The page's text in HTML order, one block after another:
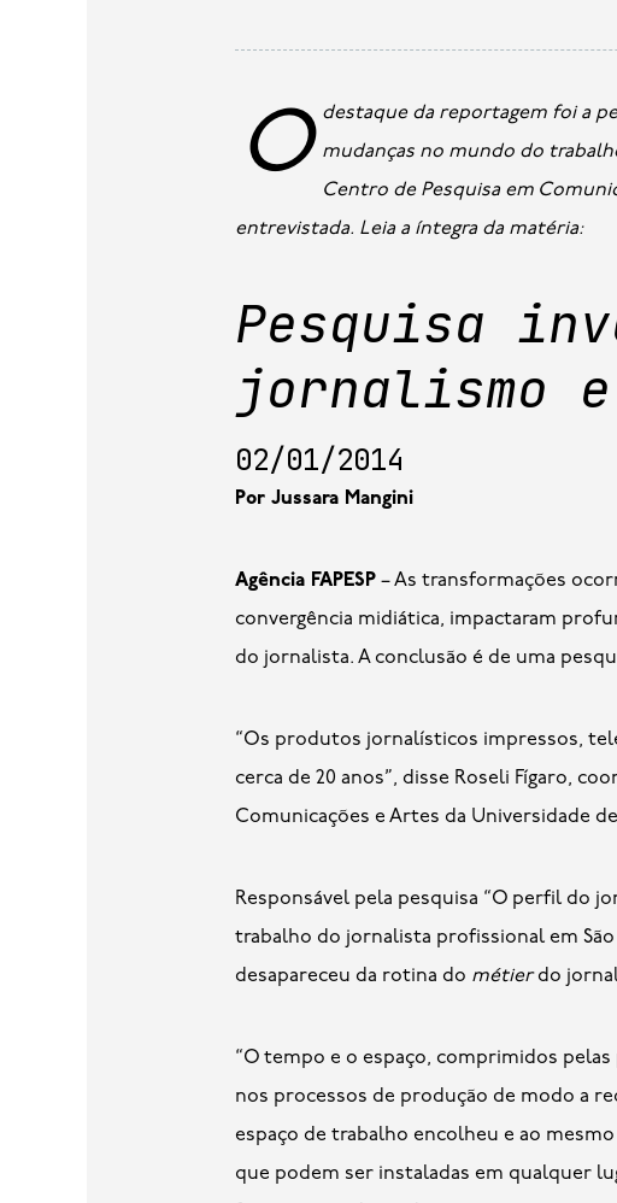
O destaque da reportagem foi a pesquisa “O perfil do jornalista e os discursos sobre o jornalismo: um estudo das mudanças no mundo do
Centro de Pesquisa em
entrevistada. Leia a íntegra da matéria:
Pesquisa
jornalismo
02/01/2014
Por Jussara Mangini
Agência FAPESP– As transformações
convergência midiática, impactaram
do jornalista. A conclusão é de uma
“Os produtos jornalísticos impressos,
cerca de 20 anos”, disse Roseli Fígaro,
Comunicações e Artes da Universidade de
Responsável pela pesquisa “O perfil do
trabalho do jornalista profissional em São
desapareceu da rotina do métierdo
“O tempo e o espaço, comprimidos
nos processos de produção de modo a
espaço de trabalho encolheu e ao
que podem ser instaladas em qualquer